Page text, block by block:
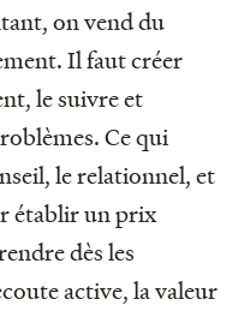
on vend du
Il faut créer
le suivre et
Ce qui
le relationnel, et
établir un prix
dès les
active, la valeur